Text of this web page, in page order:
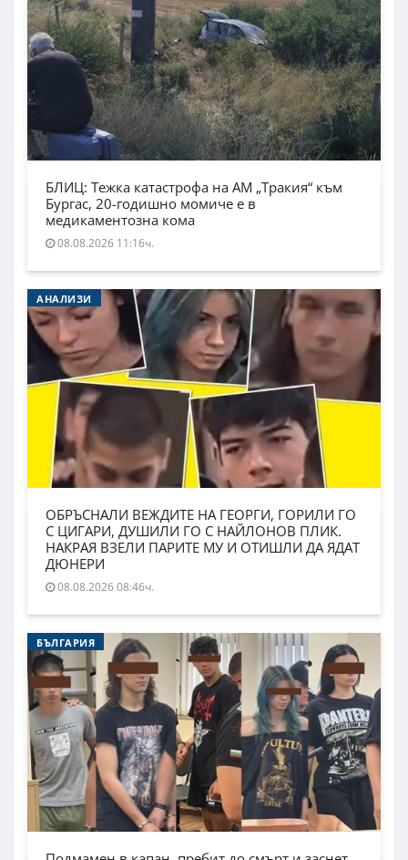
БЛИЦ: Тежка катастрофа на АМ „Тракия“ към
Бургас, 20-годишно момиче е в
медикаментозна кома
08.08.2026 11:16ч.
АНАЛИЗИ
ОБРЪСНАЛИ ВЕЖДИТЕ НА ГЕОРГИ, ГОРИЛИ ГО
С ЦИГАРИ, ДУШИЛИ ГО С НАЙЛОНОВ ПЛИК.
НАКРАЯ ВЗЕЛИ ПАРИТЕ МУ И ОТИШЛИ ДА ЯДАТ
ДЮНЕРИ
08.08.2026 08:46ч.
БЪЛГАРИЯ